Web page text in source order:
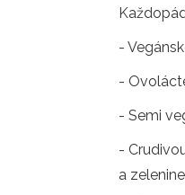
-
-
- Semi
-
a